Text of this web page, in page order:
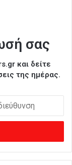
σας
και δείτε
της ημέρας.